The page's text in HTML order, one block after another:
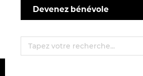
Devenez bénévole